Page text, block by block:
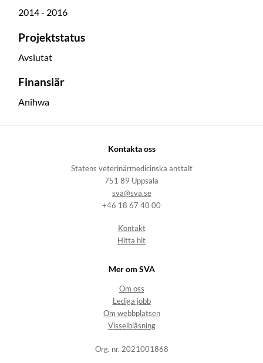
2014 - 2016
Projektstatus
Avslutat
Finansiär
Anihwa
Kontakta oss
Statens veterinärmedicinska anstalt
751 89 Uppsala
sva@sva.se
+46 18 67 40 00
Kontakt
Hitta hit
Mer om SVA
Om oss
Lediga jobb
Om webbplatsen
Visselblåsning
Org. nr. 2021001868